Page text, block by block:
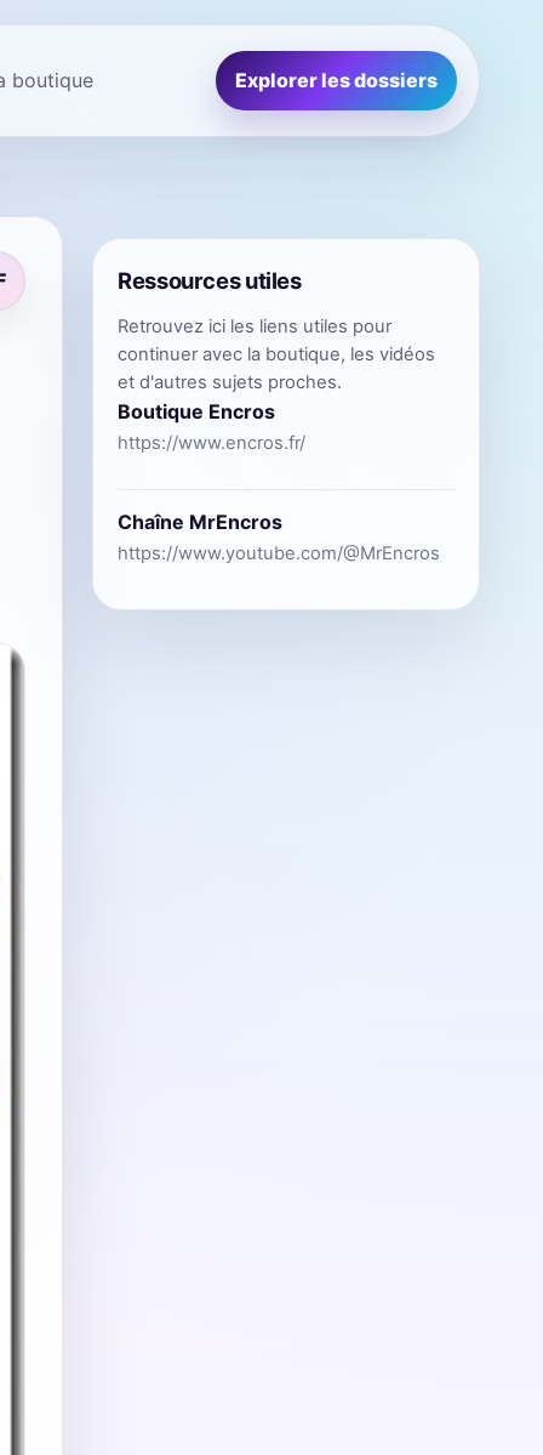
boutique Explorer les dossiers
Ressources utiles
Retrouvez ici les liens utiles pour
continuer avec la boutique, les vidéos
et d'autres sujets proches.
Boutique Encros
https://www.encros.fr/
Chaîne MrEncros
https://www.youtube.com/@MrEncros